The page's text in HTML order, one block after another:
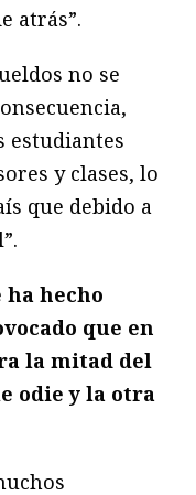
atrás”.
no se
estudiantes
y clases, lo
que debido a
ha hecho
que en
la mitad del
odie y la otra